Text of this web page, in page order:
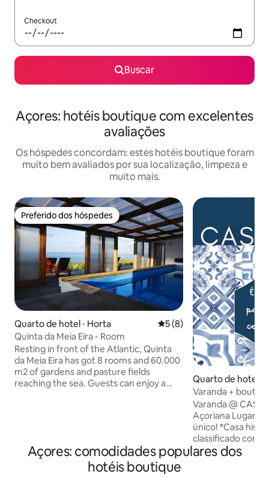
Checkout
Buscar
Açores: hotéis boutique com excelentes
avaliações
Os hóspedes concordam: estes hotéis boutique foram
muito bem avaliados por sua localização, limpeza e
muito mais.
Preferido dos hóspedes
Preferido dos hóspedes
Quarto de hotel ⋅ Horta 5 de uma avaliação média
5 (8)
Quinta da Meia Eira - Room
Resting in front of the Atlantic, Quinta
da Meia Eira has got 8 rooms and 60.000
m2 of gardens and pasture fields
reaching the sea. Guests can enjoy a
“agroturismo”. Around the house,
guests can find Natural swimming pools
(1,5km), Ecological reserve of Morro de
Quarto de hotel ⋅
a
Varanda +
Portugal + mar +
Varanda @ CASA
Açoriana Lugar limpo, confortável e
único! *Casa histórica em local
classificado
UNESCO *No
Açores: comodidades populares dos
hotéis boutique